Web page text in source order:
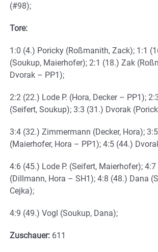
(#98);
Tore:
1:0 (4.) Poricky (Roßmanith, Zack); 1:1
(Soukup, Maierhofer); 2:1 (18.) Zak
Dvorak – PP1);
2:2 (22.) Lode P. (Hora, Decker – PP1);
(Seifert, Soukup); 3:3 (31.) Dvorak
3:4 (32.) Zimmermann (Decker, Hora);
(Maierhofer, Hora – PP1); 4:5 (44.)
4:6 (45.) Lode P. (Seifert, Maierhofer);
(Dillmann, Hora – SH1); 4:8 (48.) Dana
Cejka);
4:9 (49.) Vogl (Soukup, Dana);
Zuschauer: 611